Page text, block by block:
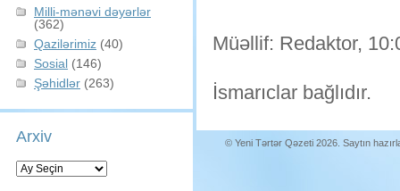
Milli-mənəvi dəyərlər
(362)
Qazilərimiz (40)
Sosial (146)
Şəhidlər (263)
Arxiv
Arxiv
Müəllif: Redaktor,
İsmarıclar bağlıdır.
© Yeni Tərtər Qəzeti 2026. Saytın